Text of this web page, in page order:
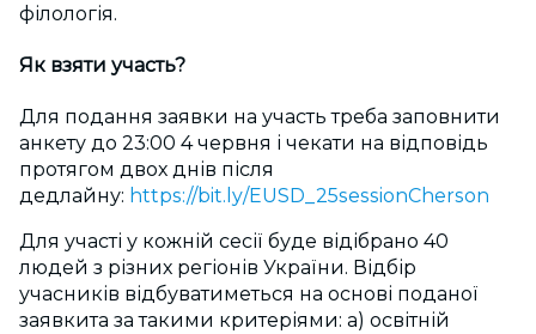
філологія.
Як взяти участь?
Для подання заявки на участь треба заповнити
анкету до 23:00 4 червня і чекати на відповідь
протягом двох днів після
дедлайну: https://bit.ly/EUSD_25sessionCherson
Для участі у кожній сесії буде відібрано 40
людей з різних регіонів України. Відбір
учасників відбуватиметься на основі поданої
заявкита за такими критеріями: а) освітній